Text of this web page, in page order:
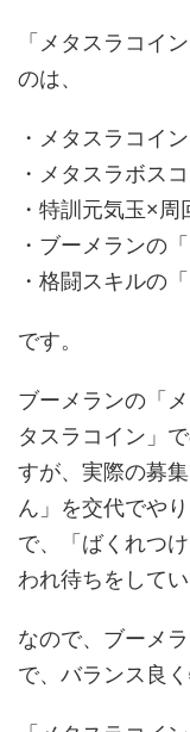
「メタスラコイ
のは、
・メタスラコイン
・メタスラボス
・特訓元気玉×周
・ブーメランの
・格闘スキルの
です。
ブーメランの「
タスラコイン」
すが、実際の募
ん」を交代でや
で、「ばくれつ
われ待ちをして
なので、ブーメ
で、バランス良